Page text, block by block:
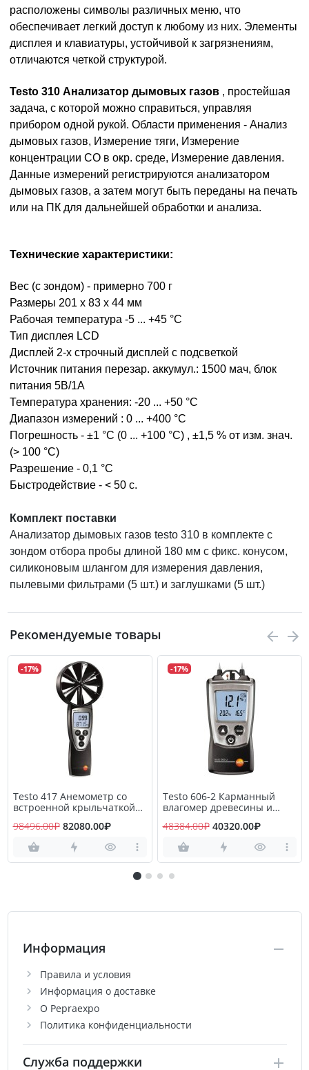
расположены символы различных меню, что
обеспечивает легкий доступ к любому из них. Элементы
дисплея и клавиатуры, устойчивой к загрязнениям,
отличаются четкой структурой.
Testo 310 Анализатор дымовых газов , простейшая
задача, с которой можно справиться, управляя
прибором одной рукой. Области применения - Анализ
дымовых газов, Измерение тяги, Измерение
концентрации CO в окр. среде, Измерение давления.
Данные измерений регистрируются анализатором
дымовых газов, а затем могут быть переданы на печать
или на ПК для дальнейшей обработки и анализа.
Технические характеристики:
Вес (с зондом) - примерно 700 г
Размеры 201 x 83 x 44 мм
Рабочая температура -5 ... +45 °C
Тип дисплея LCD
Дисплей 2-х строчный дисплей с подсветкой
Источник питания перезар. аккумул.: 1500 мач, блок
питания 5В/1A
Температура хранения: -20 ... +50 °C
Диапазон измерений : 0 ... +400 °C
Погрешность - ±1 °C (0 ... +100 °C) , ±1,5 % от изм. знач.
(> 100 °C)
Разрешение - 0,1 °C
Быстродействие - < 50 с.
Комплект поставки
Анализатор дымовых газов testo 310 в комплекте с
зондом отбора пробы длиной 180 мм с фикс. конусом,
силиконовым шлангом для измерения давления,
пылевыми фильтрами (5 шт.) и заглушками (5 шт.)
Рекомендуемые товары
-17%
Testo 417 Анемометр со
встроенной крыльчаткой
98496.00₽ 82080.00₽
-17%
Testo 606-2 Карманный
влагомер древесины и
48384.00₽ 40320.00₽
Информация
Правила и условия
Информация о доставке
О Pepraexpo
Политика конфиденциальности
Служба поддержки